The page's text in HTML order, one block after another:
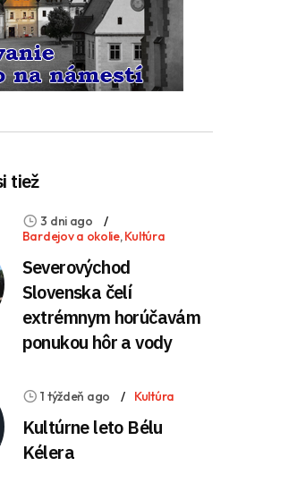
tiež
3 dni ago
Bardejov a okolie,Kultúra
Severovýchod
Slovenska čelí
extrémnym horúčavám
ponukou hôr a vody
1 týždeň ago Kultúra
Kultúrne leto Bélu
Kélera